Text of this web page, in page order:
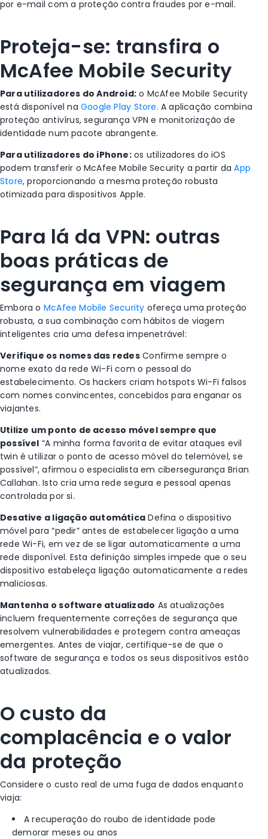
por e-mail com a proteção contra fraudes por e-mail.
Proteja-se: transfira o
McAfee Mobile Security
Para utilizadores do Android: o McAfee Mobile Security
está disponível na Google Play Store. A aplicação combina
proteção antivírus, segurança VPN e monitorização de
identidade num pacote abrangente.
Para utilizadores do iPhone:os utilizadores do iOS
podem transferir o McAfee Mobile Security a partir daApp
Store, proporcionando a mesma proteção robusta
otimizada para dispositivos Apple.
Para lá da VPN: outras
boas práticas de
segurança em viagem
Embora o McAfee Mobile Security ofereça uma proteção
robusta, a sua combinação com hábitos de viagem
inteligentes cria uma defesa impenetrável:
Verifique os nomes das redesConfirme sempre o
nome exato da rede Wi-Fi com o pessoal do
estabelecimento. Os hackers criam hotspots Wi-Fi falsos
com nomes convincentes, concebidos para enganar os
viajantes.
Utilize um ponto de acesso móvel sempre que
possível “A minha forma favorita de evitar ataques evil
twin é utilizar o ponto de acesso móvel do telemóvel, se
possível”, afirmou o especialista em cibersegurança Brian
Callahan. Isto cria uma rede segura e pessoal apenas
controlada por si.
Desative a ligação automática Defina o dispositivo
móvel para “pedir” antes de estabelecer ligação a uma
rede Wi-Fi, em vez de se ligar automaticamente a uma
rede disponível. Esta definição simples impede que o seu
dispositivo estabeleça ligação automaticamente a redes
maliciosas.
Mantenha o software atualizado As atualizações
incluem frequentemente correções de segurança que
resolvem vulnerabilidades e protegem contra ameaças
emergentes. Antes de viajar, certifique-se de que o
software de segurança e todos os seus dispositivos estão
atualizados.
O custo da
complacência e o valor
da proteção
Considere o custo real de uma fuga de dados enquanto
viaja:
A recuperação do roubo de identidade pode
demorar meses ou anos